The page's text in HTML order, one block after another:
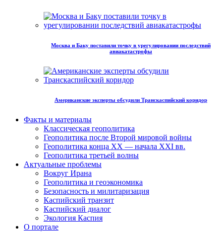
Москва и Баку поставили точку в урегулировании последствий
авиакатастрофы
Американские эксперты обсудили Транскаспийский коридор
Факты и материалы
Классическая геополитика
Геополитика после Второй мировой войны
Геополитика конца XX — начала XXI вв.
Геополитика третьей волны
Актуальные проблемы
Вокруг Ирана
Геополитика и геоэкономика
Безопасность и милитаризация
Каспийский транзит
Каспийский диалог
Экология Каспия
О портале